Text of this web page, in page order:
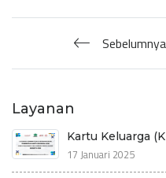
Sebelumnya
Layanan
Kartu Keluarga
17 Januari 2025